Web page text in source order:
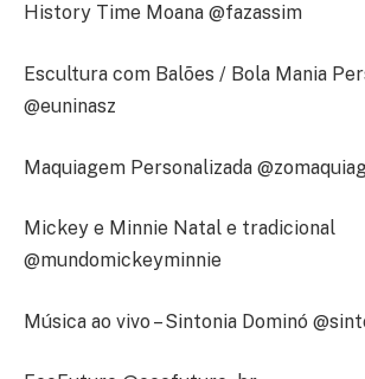
History Time Moana @fazassim
Escultura com Balões / Bola Mania
@euninasz
Maquiagem Personalizada
Mickey e Minnie Natal e tradicional
@mundomickeyminnie
Música ao vivo – Sintonia Dominó